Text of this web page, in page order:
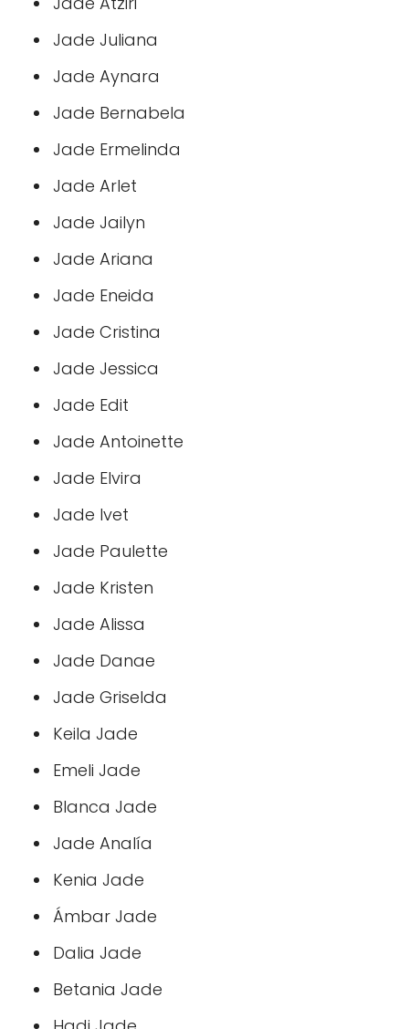
Jade Juliana
Jade Aynara
Jade Bernabela
Jade Ermelinda
Jade Arlet
Jade Jailyn
Jade Ariana
Jade Eneida
Jade Cristina
Jade Jessica
Jade Edit
Jade Antoinette
Jade Elvira
Jade Ivet
Jade Paulette
Jade Kristen
Jade Alissa
Jade Danae
Jade Griselda
Keila Jade
Emeli Jade
Blanca Jade
Jade Analía
Kenia Jade
Ámbar Jade
Dalia Jade
Betania Jade